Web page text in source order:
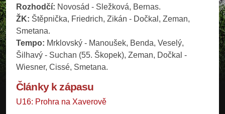
Rozhodčí: Novosád - Sležková, Bernas.
ŽK: Štěpnička, Friedrich, Zikán - Dočkal, Zeman,
Smetana.
Tempo: Mrklovský - Manoušek, Benda, Veselý,
Šilhavý - Suchan (55. Škopek), Zeman, Dočkal -
Wiesner, Cissé, Smetana.
Články k zápasu
U16: Prohra na Xaverově